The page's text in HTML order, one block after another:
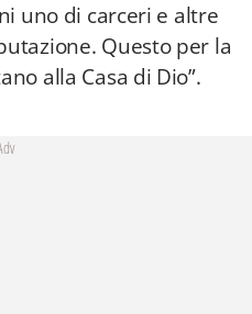
uno di carceri e altre
Questo per la
alla Casa di Dio”.